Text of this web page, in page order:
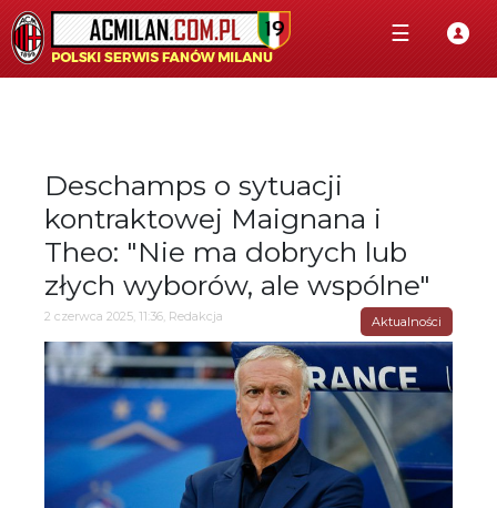
☰
Deschamps o sytuacji
kontraktowej Maignana i
Theo: "Nie ma dobrych lub
złych wyborów, ale wspólne"
2 czerwca 2025, 11:36, Redakcja Aktualności